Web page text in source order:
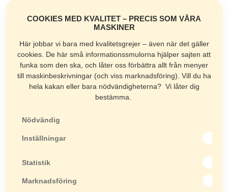
COOKIES MED KVALITET – PRECIS SOM VÅRA
MASKINER
Här jobbar vi bara med kvalitetsgrejer – även när det gäller
cookies. De här små informationssmulorna hjälper sajten att
funka som den ska, och låter oss förbättra allt från menyer
till maskinbeskrivningar (och viss marknadsföring). Vill du ha
hela kakan eller bara nödvändigheterna? Vi låter dig
bestämma.
Nödvändig
Inställningar
Statistik
Marknadsföring
C5
Kakelsågar
Combi 200VA
Combi 250VA
Combi 250/1000VA
Combi 250/1500VA
Keramax 160
C350 iPower
Masonry 750 Plus
MVC-40HR
MVC-T80H
MVC-e60